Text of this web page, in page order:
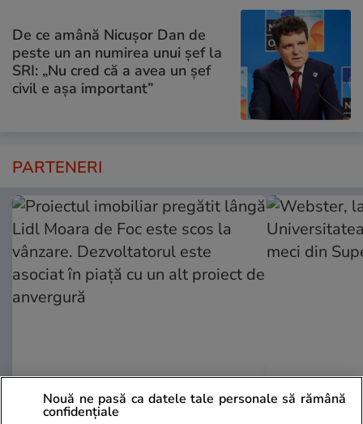
De ce amână Nicușor Dan de
peste un an numirea unui șef la
SRI: „Nu cred că a avea un şef
civil e așa important”
PARTENERI
ZiaruldeIasi.ro
Proiectul imobiliar pregătit lângă
Lidl Moara de Foc este scos la
Fanatik.ro
Webster, la
Nouă ne pasă ca datele tale personale să rămână
confidențiale